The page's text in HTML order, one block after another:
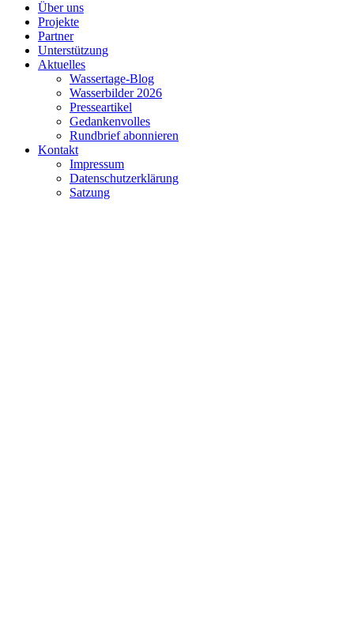
Über uns
Projekte
Partner
Unterstützung
Aktuelles
Wassertage-Blog
Wasserbilder 2026
Presseartikel
Gedankenvolles
Rundbrief abonnieren
Kontakt
Impressum
Datenschutzerklärung
Satzung